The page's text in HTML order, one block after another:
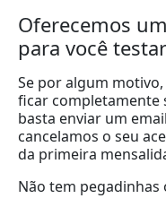
Oferecemos
para você
Se por algum
ficar completamente
basta enviar um
cancelamos o seu
da primeira
Não tem pegadinhas